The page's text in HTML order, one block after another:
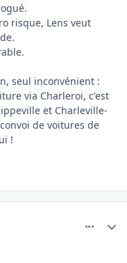
risque, Lens veut
seul inconvénient :
via Charleroi, c'est
et Charleville-
de voitures de
!